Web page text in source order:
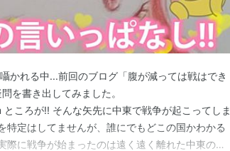
かれる中...前回のブログ「腹が減っては戦はでき
を書き出してみました。
ころが!! そんな矢先に中東で戦争が起こってしま
特定はしてませんが、誰にでもどこの国かわかる
際に戦争が始まったのは遠く遠く離れた中東の